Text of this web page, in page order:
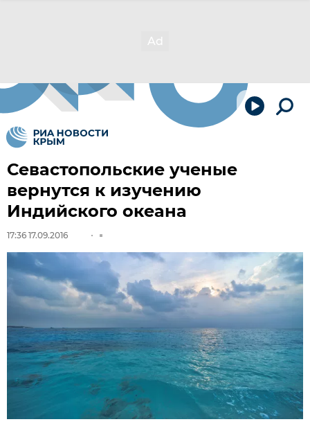
Севастопольские ученые
вернутся к изучению
Индийского океана
17:36 17.09.2016